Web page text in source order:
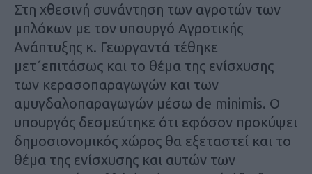
Στη χθεσινή συνάντηση των αγροτών των
μπλόκων με τον υπουργό Αγροτικής
Ανάπτυξης κ. Γεωργαντά τέθηκε
μετ΄επιτάσως και το θέμα της ενίσχυσης
των κερασοπαραγωγών και των
αμυγδαλοπαραγωγών μέσω de minimis. Ο
υπουργός δεσμεύτηκε ότι εφόσον προκύψει
δημοσιονομικός χώρος θα εξεταστεί και το
θέμα της ενίσχυσης και αυτών των